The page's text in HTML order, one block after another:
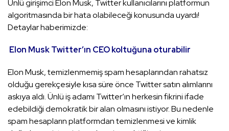
Ünlü girişimci Elon Musk, Twitter kullanıcılarını platformun
algoritmasında bir hata olabileceği konusunda uyardı!
Detaylar haberimizde:
Elon Musk Twitter’ın CEO koltuğuna oturabilir
Elon Musk, temizlenmemiş spam hesaplarından rahatsız
olduğu gerekçesiyle kısa süre önce Twitter satın alımlarını
askıya aldı. Ünlü iş adamı Twitter’ın herkesin fikrini ifade
edebildiği demokratik bir alan olmasını istiyor. Bu nedenle
spam hesapların platformdan temizlenmesi ve kimlik